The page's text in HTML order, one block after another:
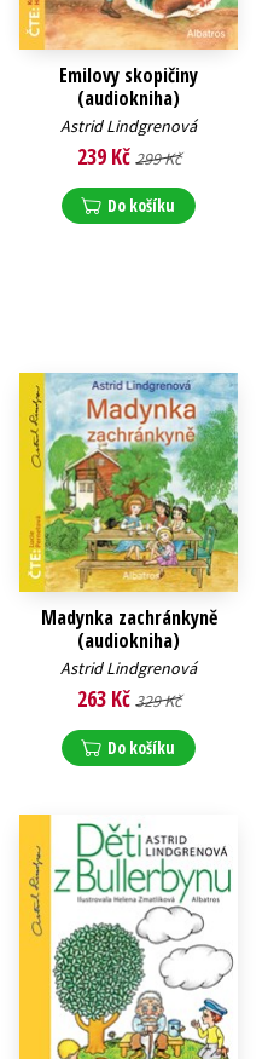
Emilovy skopičiny
(audiokniha)
Astrid Lindgrenová
239 Kč 299 Kč
Do košíku
Madynka zachránkyně
(audiokniha)
Astrid Lindgrenová
263 Kč 329 Kč
Do košíku